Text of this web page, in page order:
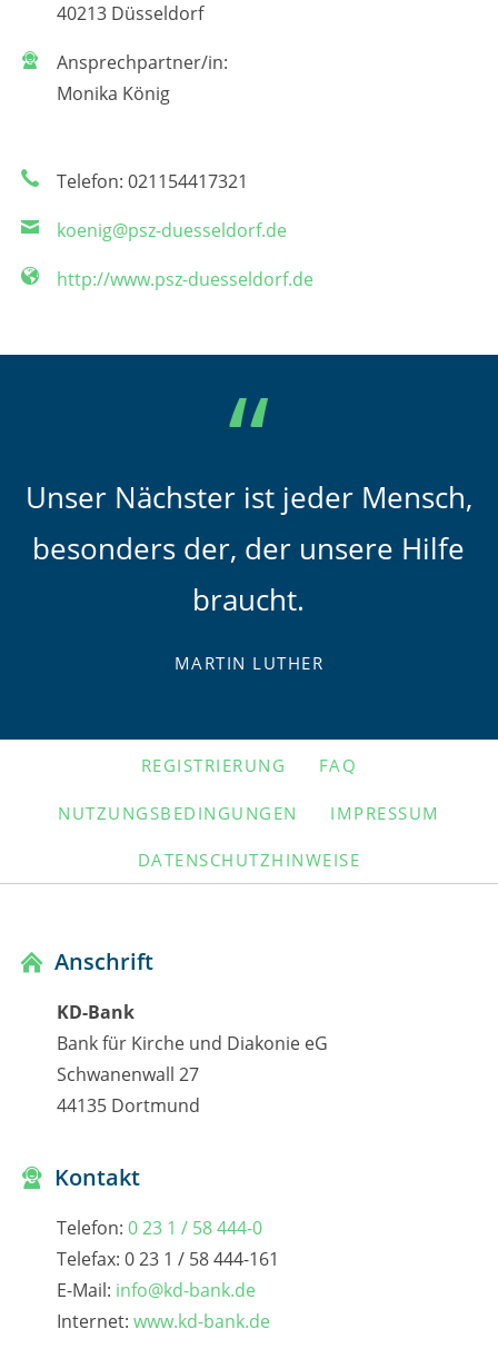
40213 Düsseldorf
Ansprechpartner/in:
Monika König
Telefon: 021154417321
koenig@psz-duesseldorf.de
http://www.psz-duesseldorf.de
Unser Nächster ist jeder Mensch,
besonders der, der unsere Hilfe
braucht.
MARTIN LUTHER
NAVIGATION
REGISTRIERUNG FAQ
NUTZUNGSBEDINGUNGEN IMPRESSUM
DATENSCHUTZHINWEISE
Anschrift
KD-Bank
Bank für Kirche und Diakonie eG
Schwanenwall 27
44135 Dortmund
Kontakt
Telefon: 0 23 1 / 58 444-0
Telefax: 0 23 1 / 58 444-161
E-Mail: info@kd-bank.de
Internet: www.kd-bank.de